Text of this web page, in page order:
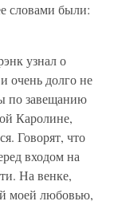
словами были:
узнал о
очень долго не
по завещанию
Каролине,
Говорят, что
входом на
На венке,
моей любовью,